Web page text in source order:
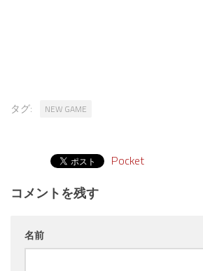
タグ: NEW GAME
Pocket
コメントを残す
名前